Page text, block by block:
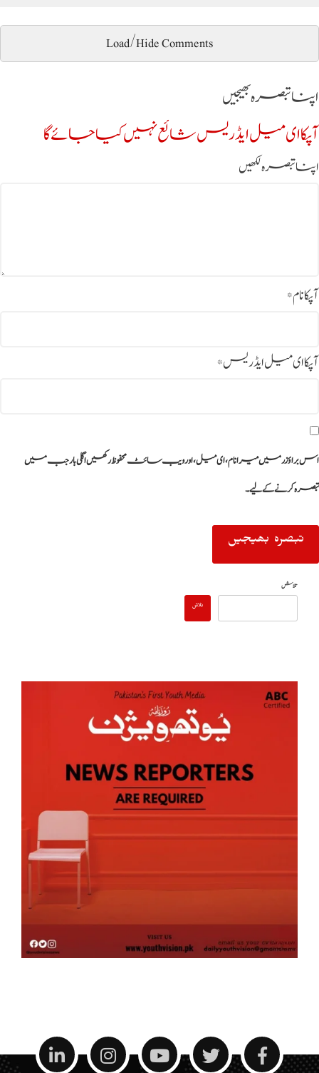
Load/Hide Comments
اپنا تبصرہ بھیجیں
آپکا ای میل ایڈریس شائع نہیں کیا جائے گا
اپنا تبصرہ لکھیں
آپکا نام*
آپکا ای میل ایڈریس*
اس براؤزر میں میرا نام، ای میل، اور ویب سائٹ محفوظ رکھیں اگلی بار جب میں
تبصرہ کرنے کےلیے۔
تلاش
تلاش